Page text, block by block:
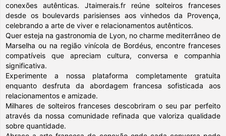
conexões autênticas. Jtaimerais.fr reúne solteiros franceses
desde os boulevards parisienses aos vinhedos da Provença,
celebrando a arte de viver e relacionamentos autênticos.
Quer esteja na gastronomia de Lyon, no charme mediterrâneo de
Marselha ou na região vinícola de Bordéus, encontre franceses
compatíveis que apreciam cultura, conversa e companhia
significativa.
Experimente a nossa plataforma completamente gratuita
enquanto desfruta da abordagem francesa sofisticada aos
relacionamentos e amizade.
Milhares de solteiros franceses descobriram o seu par perfeito
através da nossa comunidade refinada que valoriza qualidade
sobre quantidade.